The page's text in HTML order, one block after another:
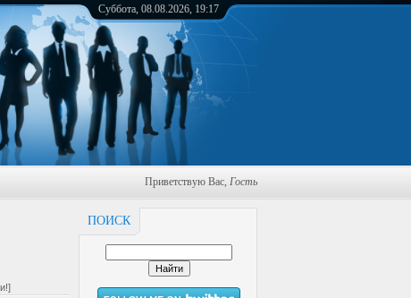
Суббота, 08.08.2026, 19:17
Приветствую Вас, Гость
ПОИСК